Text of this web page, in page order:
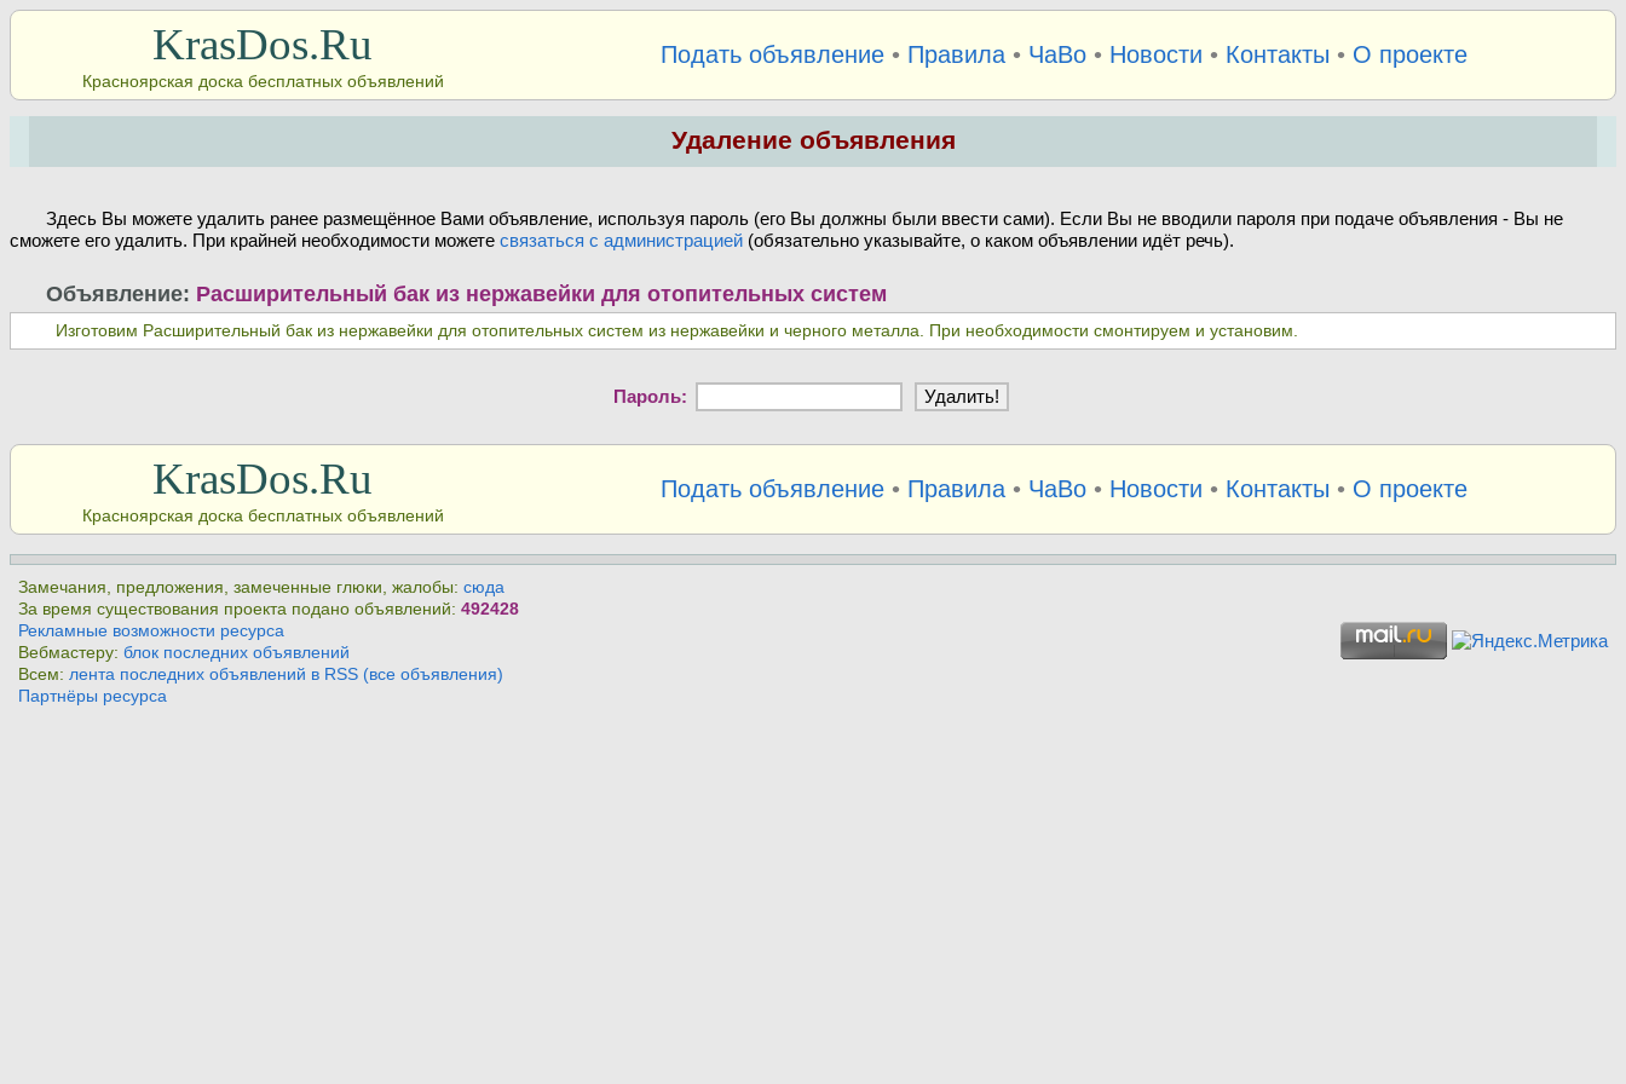
KrasDos.Ru
Красноярская доска бесплатных объявлений
Подать объявление• Правила• ЧаВо• Новости • Контакты • О проекте
Удаление объявления
Здесь Вы можете удалить ранее размещённое Вами объявление, используя пароль (его Вы должны были ввести сами). Если Вы не вводили пароля при подаче объявления - Вы не
сможете его удалить. При крайней необходимости можете связаться с администрацией(обязательно указывайте, о каком объявлении идёт речь).
Объявление: Расширительный бак из нержавейки для отопительных систем
Изготовим Расширительный бак из нержавейки для отопительных систем из нержавейки и черного металла. При необходимости смонтируем и установим.
Пароль:
KrasDos.Ru
Красноярская доска бесплатных объявлений
Подать объявление• Правила• ЧаВо• Новости • Контакты • О проекте
Замечания, предложения, замеченные глюки, жалобы: сюда
За время существования проекта подано объявлений: 492428
Рекламные возможности ресурса
Вебмастеру: блок последних объявлений
Всем: лента последних объявлений в RSS (все объявления)
Партнёры ресурса